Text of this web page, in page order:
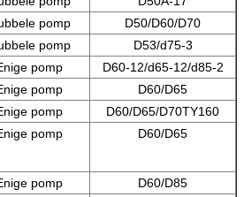
pomp
D50/D60/D70
pomp
D53/d75-3
pomp
D60-12/d65-12/d85-2
pomp
D60/D65
pomp
D60/D65/D70TY160
pomp D60/D65
pomp
D60/D85